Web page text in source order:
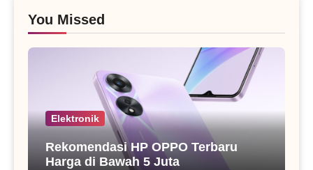
You Missed
Elektronik
Rekomendasi HP OPPO Terbaru
Harga di Bawah 5 Juta